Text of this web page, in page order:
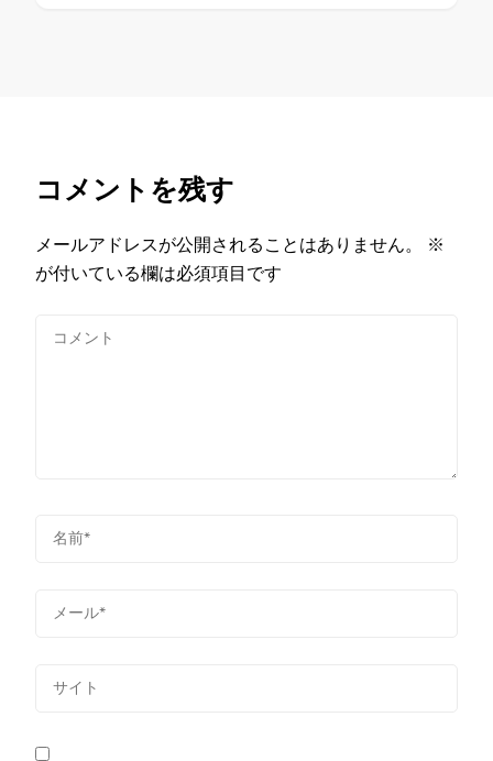
コメントを残す
メールアドレスが公開されることはありません。
※
が付いている欄は必須項目です